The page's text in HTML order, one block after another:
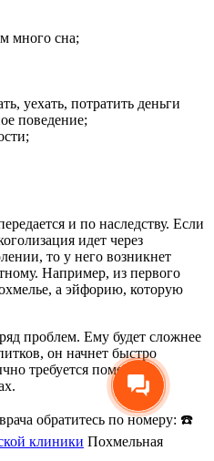
много сна;
уехать, потратить деньги
поведение;
и по наследству. Если
идет через
то у него возникнет
Например, из первого
а эйфорию, которую
проблем. Ему будет сложнее
он начнет быстро
требуется помощь
обратитесь по номеру: ☎️
клиники Похмельная